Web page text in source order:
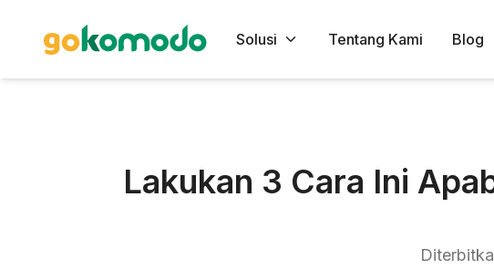
Solusi Tentang Kami Blog
Lakukan 3 Cara Ini